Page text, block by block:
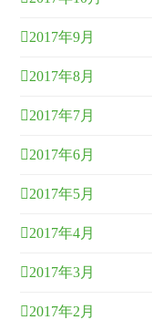
2017年9月
2017年8月
2017年7月
2017年6月
2017年5月
2017年4月
2017年3月
2017年2月